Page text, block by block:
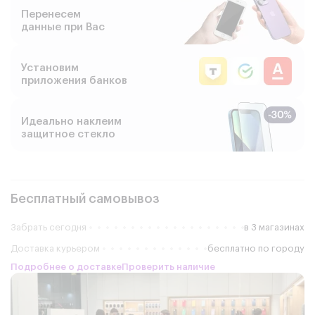
Перенесем
данные при Вас
Установим
приложения банков
Идеально наклеим
защитное стекло
Бесплатный самовывоз
Забрать сегодня в 3 магазинах
Доставка курьером
бесплатно по городу
Подробнее о доставкеПроверить наличие